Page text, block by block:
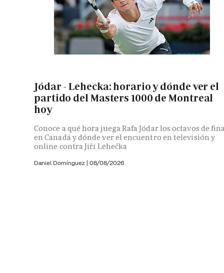
Jódar - Lehecka: horario y dónde ver el
partido del Masters 1000 de Montreal
hoy
Conoce a qué hora juega Rafa Jódar los octavos de
en Canadá y dónde ver el encuentro en televisión y
online contra Jiří Lehečka
Daniel Domínguez | 08/08/2026